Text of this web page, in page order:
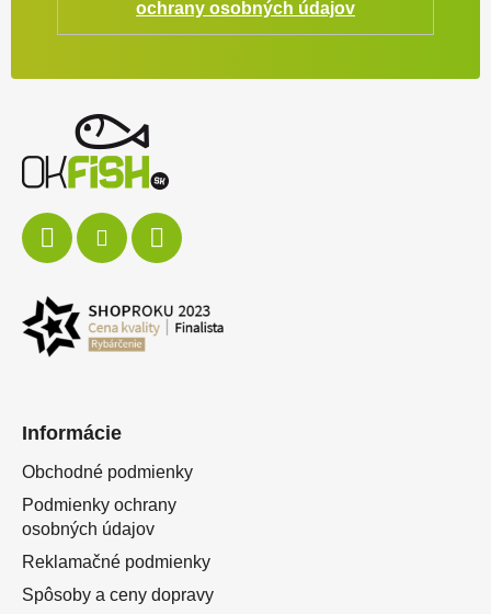
ochrany osobných údajov
Informácie
Obchodné podmienky
Podmienky ochrany
osobných údajov
Reklamačné podmienky
Spôsoby a ceny dopravy